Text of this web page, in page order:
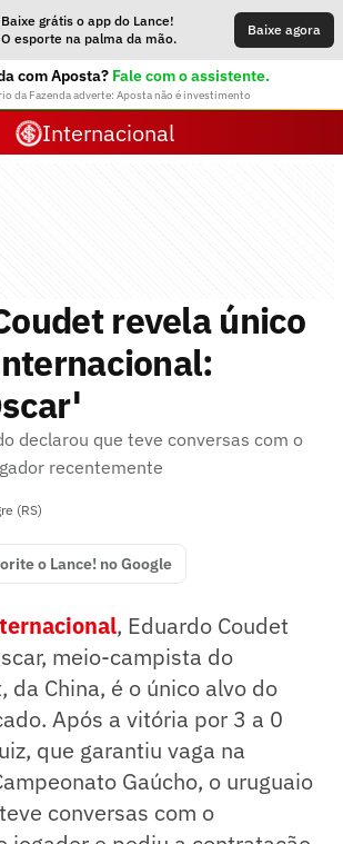
Baixe grátis o app do Lance!
O esporte na palma da mão.
Baixe agora
com Aposta? Fale com o assistente.
da Fazenda adverte: Aposta não é investimento
Internacional
revela único
declarou que teve conversas com o
recentemente
(RS)
o Lance! no Google
, Eduardo Coudet
meio-campista do
da China, é o único alvo do
Após a vitória por 3 a 0
que garantiu vaga na
Gaúcho, o uruguaio
conversas com o